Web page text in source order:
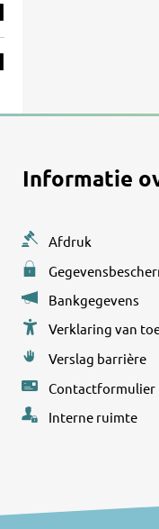
Informatie
Afdruk
Bankgegevens
Verklaring van
Verslag barrière
Contactformulier
Interne ruimte